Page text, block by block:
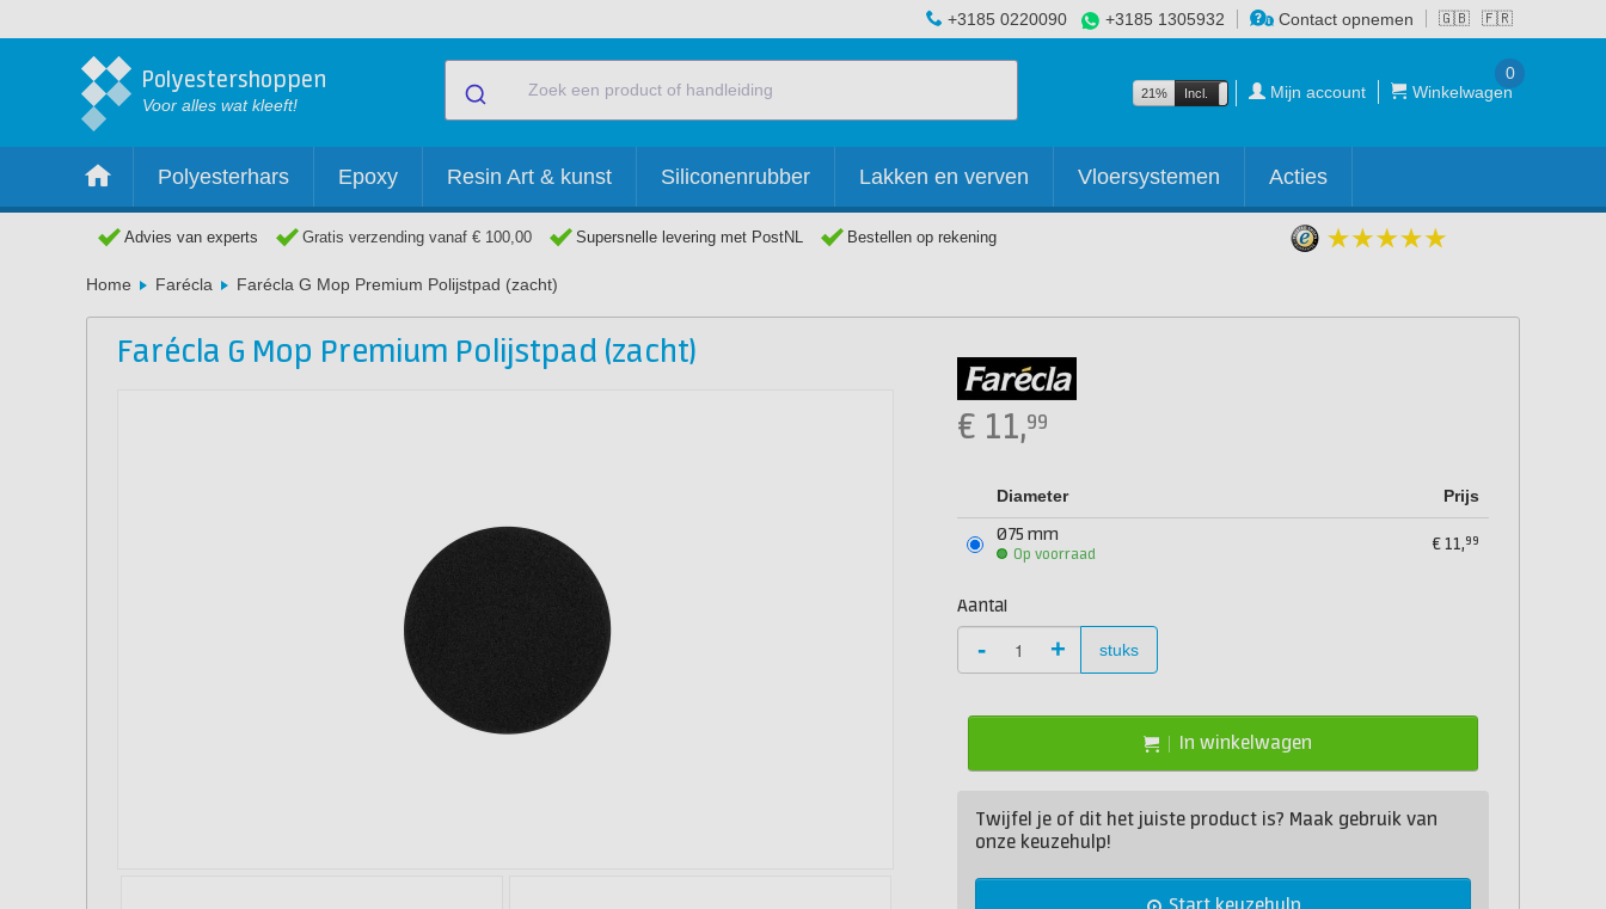
🇬🇧 🇫🇷
+3185 0220090 +3185 1305932 Contact opnemen
Polyestershoppen
Voor alles wat kleeft!
21% Incl. Excl. Mijn account Winkelwagen
0
Polyesterhars Epoxy Resin Art & kunst Siliconenrubber Lakken en verven Vloersystemen Acties
Advies van experts Gratis verzending vanaf € 100,00 Supersnelle levering met PostNL Bestellen op rekening
Home Farécla Farécla G Mop Premium Polijstpad (zacht)
Farécla G Mop Premium Polijstpad (zacht)
€ 11,99
Diameter Prijs
Ø75 mm
Op voorraad
€11,99
Aantal
- + stuks
In winkelwagen
Twijfel je of dit het juiste product is? Maak gebruik van
onze keuzehulp!